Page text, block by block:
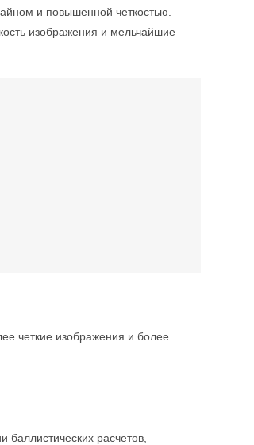
и повышенной четкостью.
изображения и мельчайшие
четкие изображения и более
расчетов,